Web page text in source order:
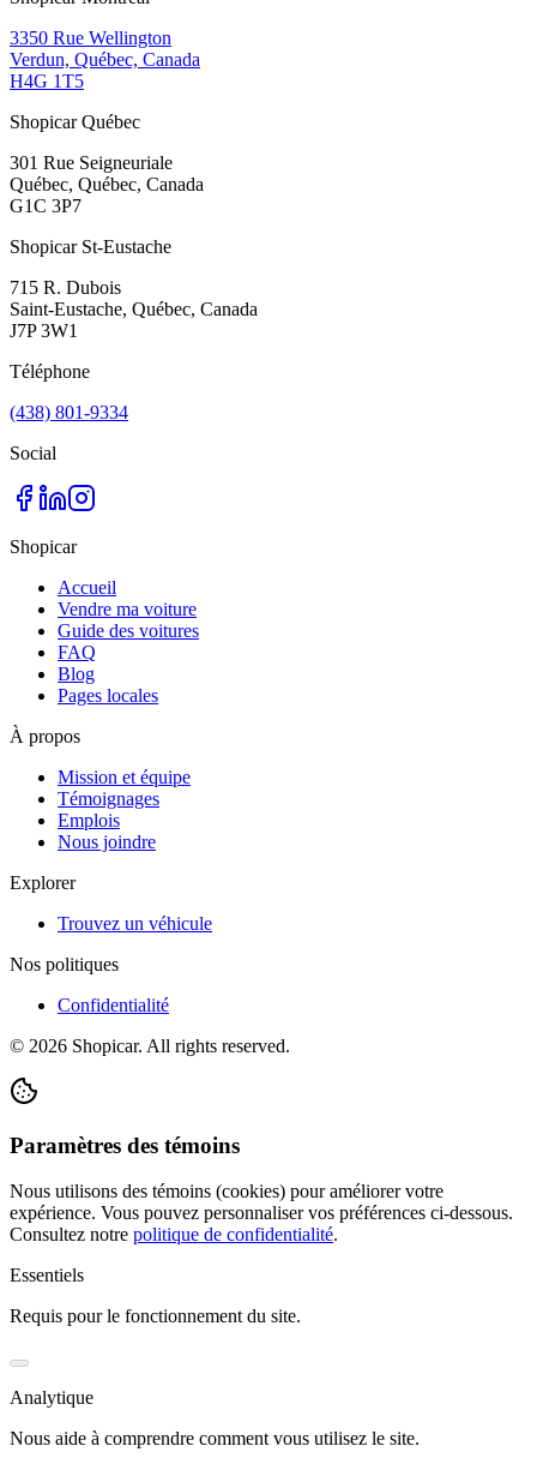
3350 Rue Wellington
Verdun, Québec, Canada
H4G 1T5
Shopicar Québec
301 Rue Seigneuriale
Québec, Québec, Canada
G1C 3P7
Shopicar St-Eustache
715 R. Dubois
Saint-Eustache, Québec, Canada
J7P 3W1
Téléphone
(438) 801-9334
Social
Shopicar
Accueil
Vendre ma voiture
Guide des voitures
FAQ
Blog
Pages locales
À propos
Mission et équipe
Témoignages
Emplois
Nous joindre
Explorer
Trouvez un véhicule
Nos politiques
Confidentialité
© 2026 Shopicar. All rights reserved.
Paramètres des témoins
Nous utilisons des témoins (cookies) pour améliorer votre
expérience. Vous pouvez personnaliser vos préférences ci-dessous.
Consultez notre politique de confidentialité.
Essentiels
Requis pour le fonctionnement du site.
Analytique
Nous aide à comprendre comment vous utilisez le site.